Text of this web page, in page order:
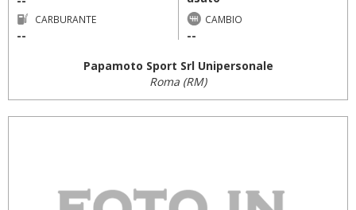
CARBURANTE
--
CAMBIO
--
Papamoto Sport Srl Unipersonale
Roma (RM)